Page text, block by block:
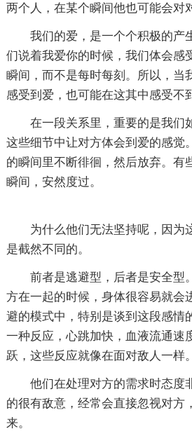
两个人，在某个瞬间他也可能会对
我们的爱，是一个个积极的产
们说着我爱你的时候，我们体会感
瞬间，而不是每时每刻。所以，当
感受到爱，也可能在这其中感受不
在一段关系里，重要的是我们
这些细节中让对方体会到爱的感觉
的瞬间里不断徘徊，然后放弃。有
瞬间，安然度过。
为什么他们无法坚持呢，因为
是截然不同的。
前者是逃避型，后者是安全型
方在一起的时候，身体很容易就会
避的模式中，特别是谈到这段感情
一种反应，心跳加快，血液流通速
跃，这些反应就像在面对敌人一样。
他们在处理对方的需求时态度
的很有敌意，经常会直接忽视对方
来。